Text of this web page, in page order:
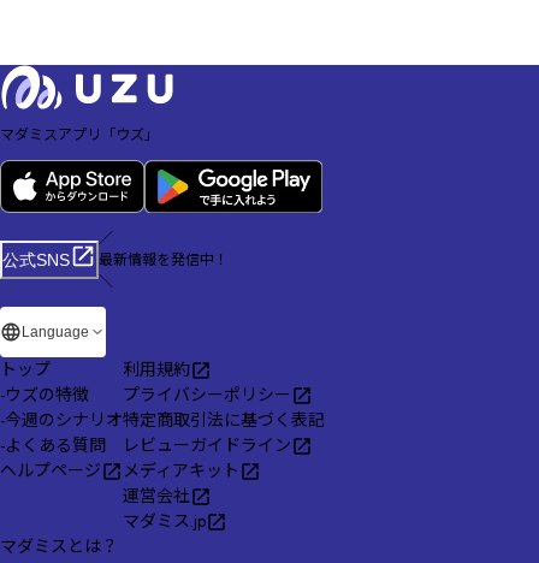
マダミスアプリ「ウズ」
公式SNS
／
最新情報を発信中！
＼
Language
トップ
-ウズの特徴
-今週のシナリオ
-よくある質問
ヘルプページ
利用規約
プライバシーポリシー
特定商取引法に基づく表記
レビューガイドライン
メディアキット
運営会社
マダミス.jp
マダミスとは？